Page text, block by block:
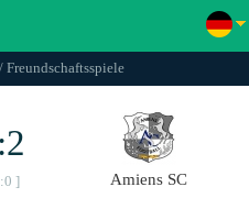
] Amiens SC